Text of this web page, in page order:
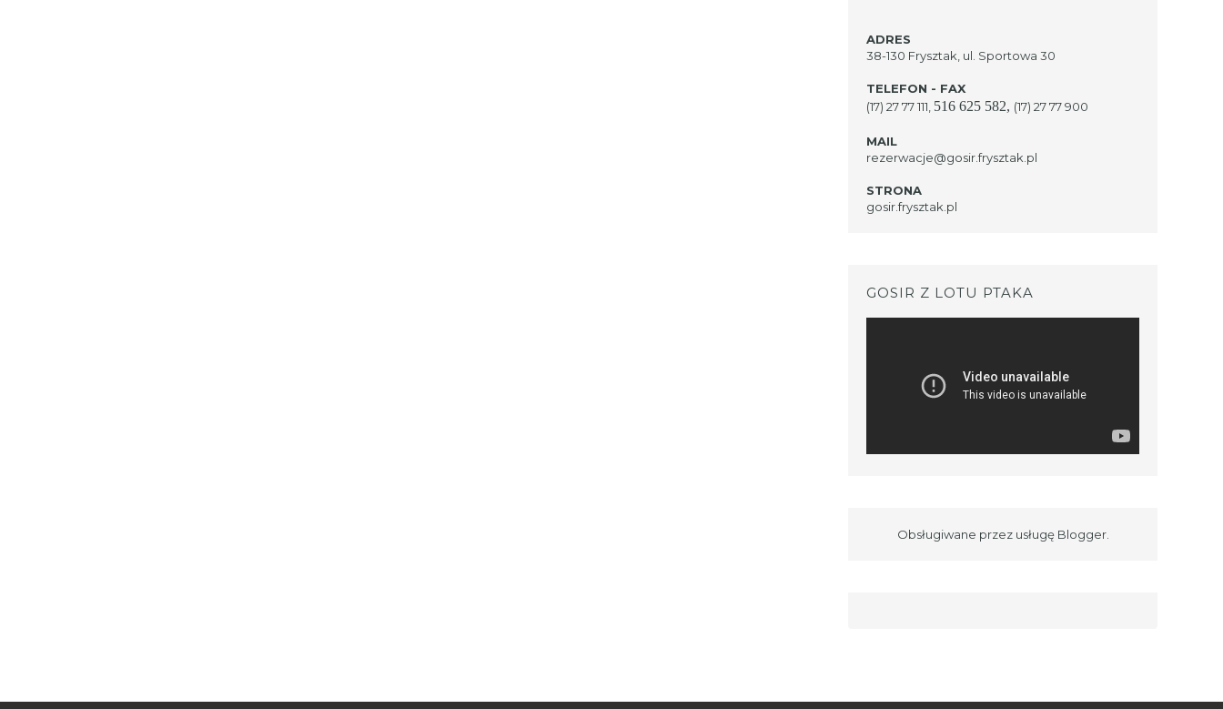
ADRES
38-130 Frysztak, ul. Sportowa 30
TELEFON - FAX
(17) 27 77 111, 516 625 582, (17) 27 77 900
MAIL
rezerwacje@gosir.frysztak.pl
STRONA
gosir.frysztak.pl
GOSIR Z LOTU PTAKA
Obsługiwane przez usługę Blogger.